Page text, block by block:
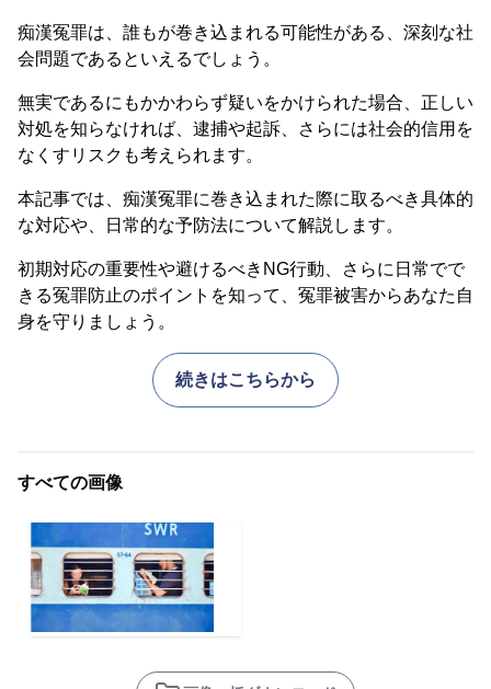
痴漢冤罪は、誰もが巻き込まれる可能性がある、深刻な社
会問題であるといえるでしょう。
無実であるにもかかわらず疑いをかけられた場合、正しい
対処を知らなければ、逮捕や起訴、さらには社会的信用を
なくすリスクも考えられます。
本記事では、痴漢冤罪に巻き込まれた際に取るべき具体的
な対応や、日常的な予防法について解説します。
初期対応の重要性や避けるべきNG行動、さらに日常でで
きる冤罪防止のポイントを知って、冤罪被害からあなた自
身を守りましょう。
続きはこちらから
すべての画像